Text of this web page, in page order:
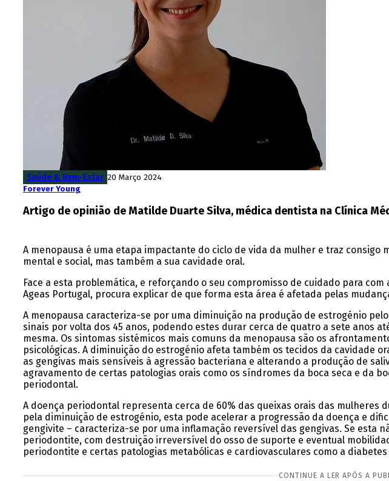
Saúde & Bem-Estar 20 Março 2024
Forever Young
Artigo de opinião de Matilde Duarte Silva, médica dentista na Clínica
A menopausa é uma etapa impactante do ciclo de vida da mulher e traz
mental e social, mas também a sua cavidade oral.
Face a esta problemática, e reforçando o seu compromisso de cuidado para
Ageas Portugal, procura explicar de que forma esta área é afetada pelas
A menopausa caracteriza-se por uma diminuição na produção de estrogénio
sinais por volta dos 45 anos, podendo estes durar cerca de quatro a sete anos
mesma. Os sintomas sistémicos mais comuns da menopausa são os
psicológicas. A diminuição do estrogénio afeta também os tecidos da cavidade
as gengivas mais sensíveis à agressão bacteriana e alterando a produção de
agravamento de certas patologias orais como os síndromes da boca seca e da
periodontal.
A doença periodontal representa cerca de 60% das queixas orais das mulheres
pela diminuição de estrogénio, esta pode acelerar a progressão da doença e
gengivite – caracteriza-se por uma inflamação reversível das gengivas. Se esta
periodontite, com destruição irreversível do osso de suporte e eventual
periodontite e certas patologias metabólicas e cardiovasculares como a
CONTINUE A LER APÓS A